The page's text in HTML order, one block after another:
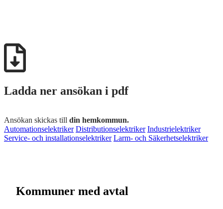
Ladda ner ansökan i pdf
Ansökan skickas till din hemkommun.
Automationselektriker Distributionselektriker Industrielektriker
Service- och installationselektriker Larm- och Säkerhetselektriker
Kommuner med avtal